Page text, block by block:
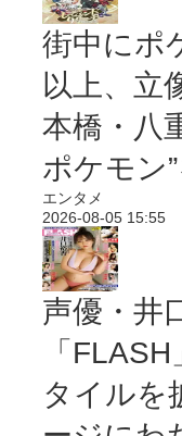
街中にポ
以上、立
本橋・八
ポケモン
エンタメ
2026-08-05 15:55
声優・井
「
タイルを